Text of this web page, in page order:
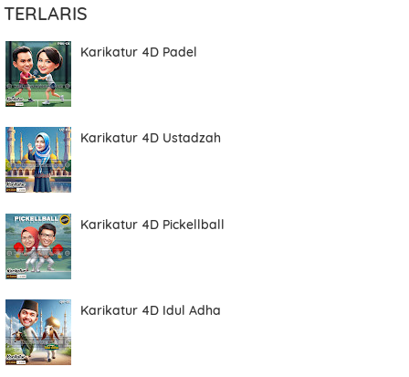
TERLARIS
Karikatur 4D Padel
Karikatur 4D Ustadzah
Karikatur 4D Pickellball
Karikatur 4D Idul Adha